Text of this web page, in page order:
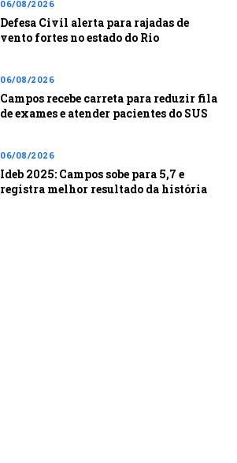
06/08/2026
Defesa Civil alerta para rajadas de
vento fortes no estado do Rio
06/08/2026
Campos recebe carreta para reduzir fila
de exames e atender pacientes do SUS
06/08/2026
Ideb 2025: Campos sobe para 5,7 e
registra melhor resultado da história